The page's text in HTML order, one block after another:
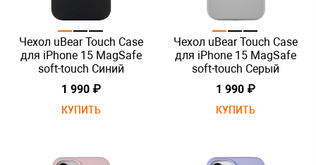
Чехол uBear Touch Case
для iPhone 15 MagSafe
soft-touch Синий
1 990 ₽
КУПИТЬ
Чехол uBear Touch Case
для iPhone 15 MagSafe
soft-touch Серый
1 990 ₽
КУПИТЬ